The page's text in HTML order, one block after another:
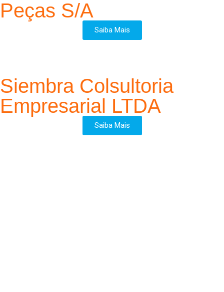
Peças S/A
Saiba Mais
Siembra Colsultoria
Empresarial LTDA
Saiba Mais